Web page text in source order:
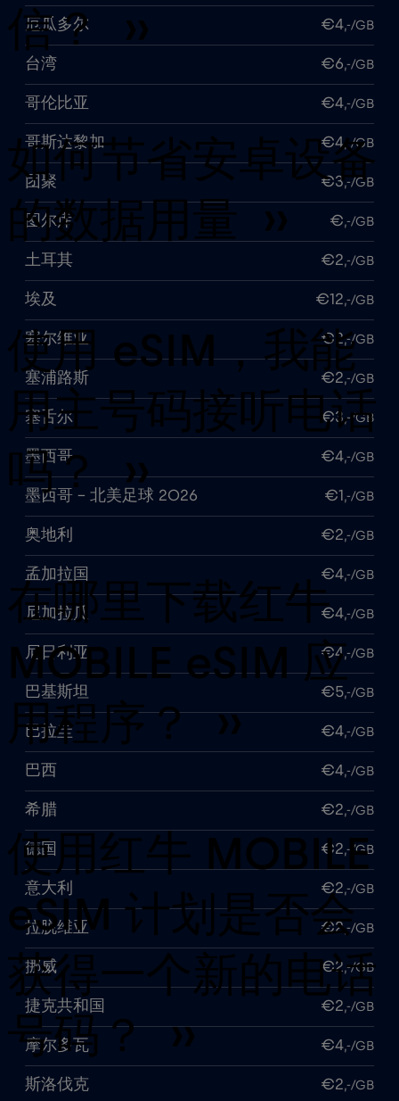
厄瓜多尔 €4,-/GB
台湾 €6,-/GB
哥伦比亚 €4,-/GB
哥斯达黎加 €4,-/GB
团聚 €3,-/GB
图尔库 €,-/GB
土耳其 €2,-/GB
埃及 €12,-/GB
塞尔维亚 €2,-/GB
塞浦路斯 €2,-/GB
塞舌尔 €3,-/GB
墨西哥 €4,-/GB
墨西哥 - 北美足球 2026 €1 ,-/GB
奥地利 €2,-/GB
孟加拉国 €4,-/GB
尼加拉瓜 €4,-/GB
尼日利亚 €4,-/GB
巴基斯坦 €5,-/GB
巴拉圭 €4,-/GB
巴西 €4,-/GB
希腊 €2,-/GB
德国 €2,-/GB
意大利 €2,-/GB
拉脱维亚 €2,-/GB
挪威 €2,-/GB
捷克共和国 €2,-/GB
摩尔多瓦 €4,-/GB
斯洛伐克 €2,-/GB
信？ ››
如何节省安卓设备
的数据用量 ››
使用 eSIM，我能
用主号码接听电话
吗？ ››
在哪里下载红牛
MOBILE eSIM 应
用程序？ ››
使用红牛 MOBILE
eSIM 计划是否会
获得一个新的电话
号码？ ››